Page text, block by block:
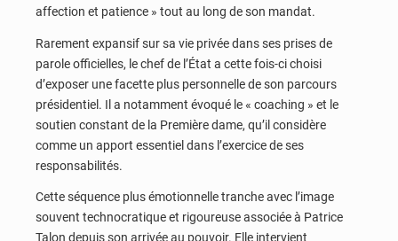
affection et patience » tout au long de son mandat.
Rarement expansif sur sa vie privée dans ses prises de
parole officielles, le chef de l’État a cette fois-ci choisi
d’exposer une facette plus personnelle de son parcours
présidentiel. Il a notamment évoqué le « coaching » et le
soutien constant de la Première dame, qu’il considère
comme un apport essentiel dans l’exercice de ses
responsabilités.
Cette séquence plus émotionnelle tranche avec l’image
souvent technocratique et rigoureuse associée à Patrice
Talon depuis son arrivée au pouvoir. Elle intervient